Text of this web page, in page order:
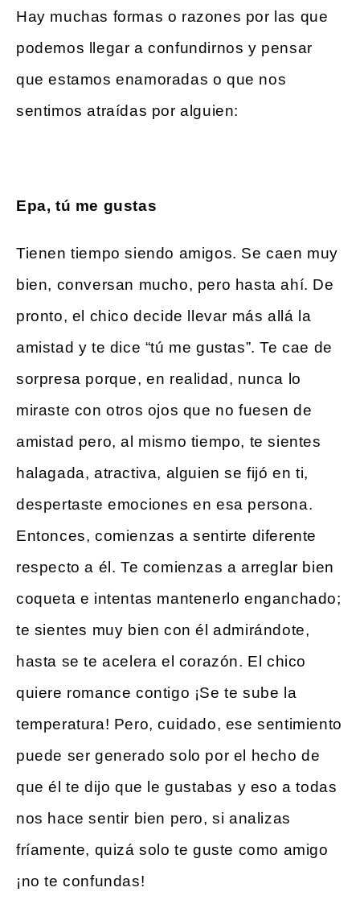
Hay muchas formas o razones por las que
podemos llegar a confundirnos y pensar
que estamos enamoradas o que nos
sentimos atraídas por alguien:
Epa, tú me gustas
Tienen tiempo siendo amigos. Se caen muy
bien, conversan mucho, pero hasta ahí. De
pronto, el chico decide llevar más allá la
amistad y te dice “tú me gustas”. Te cae de
sorpresa porque, en realidad, nunca lo
miraste con otros ojos que no fuesen de
amistad pero, al mismo tiempo, te sientes
halagada, atractiva, alguien se fijó en ti,
despertaste emociones en esa persona.
Entonces, comienzas a sentirte diferente
respecto a él. Te comienzas a arreglar bien
coqueta e intentas mantenerlo enganchado;
te sientes muy bien con él admirándote,
hasta se te acelera el corazón. El chico
quiere romance contigo ¡Se te sube la
temperatura! Pero, cuidado, ese sentimiento
puede ser generado solo por el hecho de
que él te dijo que le gustabas y eso a todas
nos hace sentir bien pero, si analizas
fríamente, quizá solo te guste como amigo
¡no te confundas!